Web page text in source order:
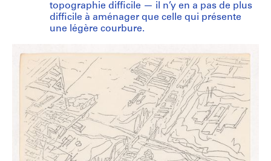
topographie difficile — il n’y en a pas de plus
difficile à aménager que celle qui présente
une légère courbure.